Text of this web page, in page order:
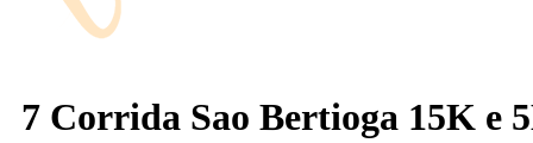
7 Corrida Sao Bertioga 15K e